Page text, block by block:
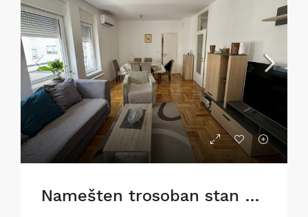
Namešten trosoban stan u Gostivarskoj ulici,76m2